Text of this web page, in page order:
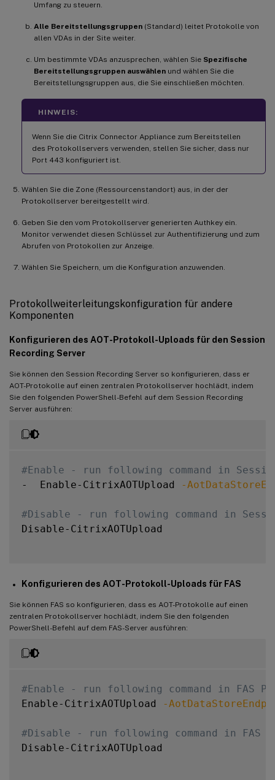
Umfang zu steuern.
Alle Bereitstellungsgruppen (Standard) leitet Protokolle von
allen VDAs in der Site weiter.
Um bestimmte VDAs anzusprechen, wählen Sie Spezifische
Bereitstellungsgruppen auswählen und wählen Sie die
Bereitstellungsgruppen aus, die Sie einschließen möchten.
HINWEIS:
Wenn Sie die Citrix Connector Appliance zum Bereitstellen
des Protokollservers verwenden, stellen Sie sicher, dass nur
Port 443 konfiguriert ist.
Wählen Sie die Zone (Ressourcenstandort) aus, in der der
Protokollserver bereitgestellt wird.
Geben Sie den vom Protokollserver generierten Authkey ein.
Monitor verwendet diesen Schlüssel zur Authentifizierung und zum
Abrufen von Protokollen zur Anzeige.
Wählen Sie Speichern, um die Konfiguration anzuwenden.
Protokollweiterleitungskonfiguration für andere
Komponenten
Konfigurieren des AOT-Protokoll-Uploads für den Session
Recording Server
Sie können den Session Recording Server so konfigurieren, dass er
AOT-Protokolle auf einen zentralen Protokollserver hochlädt, indem
Sie den folgenden PowerShell-Befehl auf dem Session Recording
Server ausführen:
#Enable - run following command in
-  Enable-CitrixAOTUpload
-
#Disable - run following command in
Disable-CitrixAOTUpload
Konfigurieren des AOT-Protokoll-Uploads für FAS
Sie können FAS so konfigurieren, dass es AOT-Protokolle auf einen
zentralen Protokollserver hochlädt, indem Sie den folgenden
PowerShell-Befehl auf dem FAS-Server ausführen:
#Enable - run following command in FAS
Enable-CitrixAOTUpload
-
#Disable - run following command in FAS
Disable-CitrixAOTUpload